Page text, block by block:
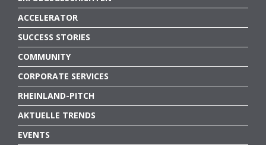
ACCELERATOR
SUCCESS STORIES
COMMUNITY
CORPORATE SERVICES
RHEINLAND-PITCH
AKTUELLE TRENDS
EVENTS